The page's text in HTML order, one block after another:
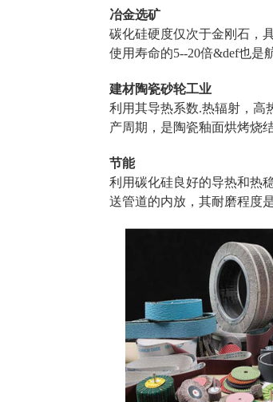
冶金选矿
碳化硅硬度仅次于金刚石，
使用寿命的5--20倍&def也是
建材陶瓷砂轮工业
利用其导热系数.热辐射，高
产周期，是陶瓷釉面烘烤烧
节能
利用碳化硅良好的导热和热
送管道的内放，其耐磨程度